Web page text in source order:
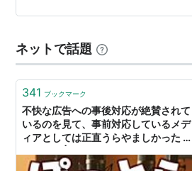
ネットで話題
341 ブックマーク
不快な広告への事後対応が絶賛されて
いるのを見て、事前対応しているメデ
ィアとしては正直うらやましかった #